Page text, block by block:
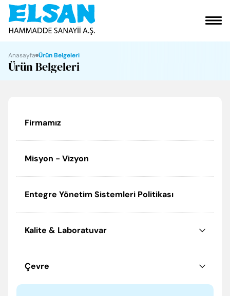
İLETİŞİM
Anasayfa Ürün Belgeleri
Ürün Belgeleri
Firmamız
Misyon - Vizyon
Entegre Yönetim Sistemleri Politikası
Kalite & Laboratuvar
Çevre